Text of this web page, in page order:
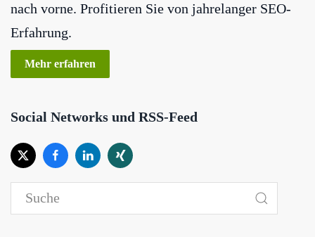
nach vorne. Profitieren Sie von jahrelanger SEO-
Erfahrung.
Mehr erfahren
Social Networks und RSS-Feed